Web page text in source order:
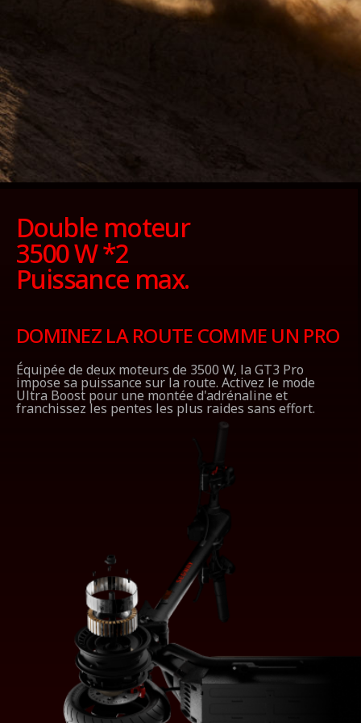
Double moteur
3500 W *2
Puissance max.
DOMINEZ LA ROUTE COMME UN PRO
Équipée de deux moteurs de 3500 W, la GT3 Pro
impose sa puissance sur la route. Activez le mode
Ultra Boost pour une montée d'adrénaline et
franchissez les pentes les plus raides sans effort.
Taille des pneus - Pneu avant
279 mm / 11 pouces
Application mobile
Oui
Bluetooth
Oui
Segway AirLock
Autres Caractéristiques
Mécanisme de pliage
Facile à plier (nécessite les mains)